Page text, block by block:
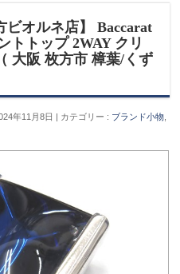
ビオルネ店】 Baccarat
トトップ 2WAY クリ
大阪 枚方市 樟葉/くず
年11月8日 カテゴリー : ブランド小物